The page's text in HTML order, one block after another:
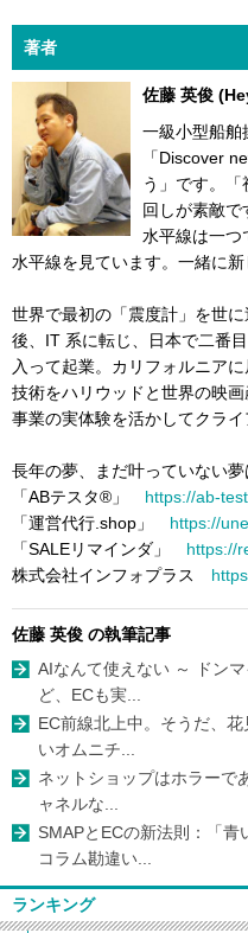
著者
佐藤 英俊
一級小型船舶
「Discover
う」です。
回しが素敵で
水平線は一つ
水平線を見ています。一緒に新
世界で最初の「震度計」を世
後、IT 系に転じ、日本で二番
入って起業。カリフォルニア
技術をハリウッドと世界の映
事業の実体験を活かしてクライ
長年の夢、まだ叶っていない夢
「ABテスタ®」 https://ab-
「運営代行.shop」 https://
「SALEリマインダ」 https://
株式会社インフォプラス
佐藤 英俊 の執筆記事
AIなんて使えない ～ ドン
ど、ECも実...
EC前線北上中。そうだ、
いオムニチ...
ネットショップはホラーで
ャネルな...
SMAPとECの新法則：「青
コラム勘違い...
ランキング